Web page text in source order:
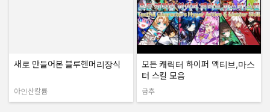
새로 만들어본 블루헨머리장식
작성자:
아인산칼륨
모든 캐릭터 하이퍼 액티브,마스
터 스킬 모음
작성자:
금추